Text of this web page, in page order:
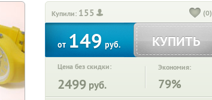
Купили: 155 (0)
от149руб. КУПИТЬ
Цена без скидки:
2499 руб.
Экономия:
79%